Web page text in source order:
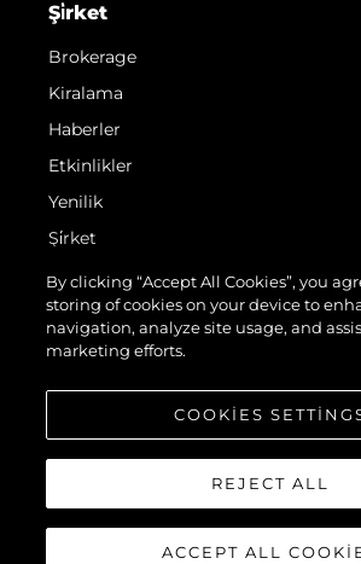
Şi̇rket
Brokerage
Kiralama
Haberler
Etkinlikler
Yenilik
Şi̇rket
Ekip
Yaşam Şekli̇
Mi̇ras
© 2026 Sunseeker London Group.Her hakkı saklıdır.
By clicking “Accept All Cookies”, you
storing of cookies on your device to
navigation, analyze site usage, and
marketing efforts.
COOKIES
REJECT ALL
ACCEPT ALL